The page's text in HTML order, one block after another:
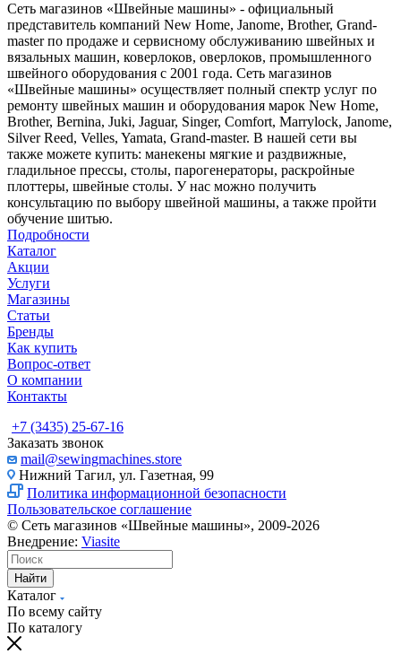
Сеть магазинов «Швейные машины» - официальный
представитель компаний New Home, Janome, Brother, Grand-
master по продаже и сервисному обслуживанию швейных и
вязальных машин, коверлоков, оверлоков, промышленного
швейного оборудования с 2001 года. Сеть магазинов
«Швейные машины» осуществляет полный спектр услуг по
ремонту швейных машин и оборудования марок New Home,
Brother, Bernina, Juki, Jaguar, Singer, Comfort, Marrylock, Janome,
Silver Reed, Velles, Yamata, Grand-master. В нашей сети вы
также можете купить: манекены мягкие и раздвижные,
гладильное прессы, столы, парогенераторы, раскройные
плоттеры, швейные столы. У нас можно получить
консультацию по выбору швейной машины, а также пройти
обучение шитью.
Подробности
Каталог
Акции
Услуги
Магазины
Статьи
Бренды
Как купить
Вопрос-ответ
О компании
Контакты
+7 (3435) 25-67-16
Заказать звонок
mail@sewingmachines.store
Нижний Тагил, ул. Газетная, 99
Политика информационной безопасности
Пользовательское соглашение
© Сеть магазинов «Швейные машины», 2009-2026
Внедрение: Viasite
Найти
Каталог
По всему сайту
По каталогу